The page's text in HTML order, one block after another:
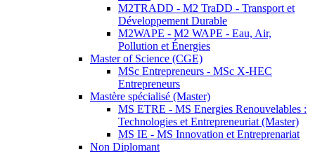
M2TRADD - M2 TraDD - Transport et
Développement Durable
M2WAPE - M2 WAPE - Eau, Air,
Pollution et Énergies
Master of Science (CGE)
MSc Entrepreneurs - MSc X-HEC
Entrepreneurs
Mastère spécialisé (Master)
MS ETRE - MS Energies Renouvelables :
Technologies et Entrepreneuriat (Master)
MS IE - MS Innovation et Entreprenariat
Non Diplomant